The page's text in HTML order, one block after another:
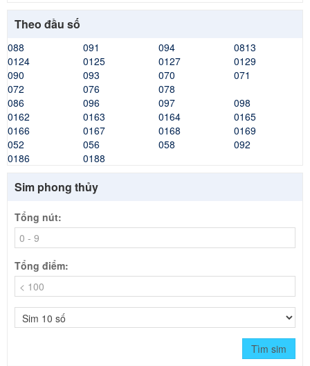
Theo đầu số
088 091 094
0813
0124
0125 0127
0129
090
093 070
071
072
076
078
086
096 097
098
0162
0163 0164
0165
0166
0167 0168
0169
052
056 058
092
0186
0188
Sim phong thủy
Tổng nút:
Tổng điểm:
Tìm sim